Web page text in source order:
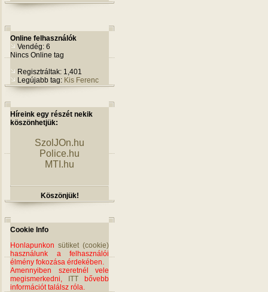
Online felhasználók
Vendég: 6
Nincs Online tag
Regisztráltak: 1,401
Legújabb tag: Kis Ferenc
Híreink egy részét nekik
köszönhetjük:
SzolJOn.hu
Police.hu
MTI.hu
Köszönjük!
Cookie Info
Honlapunkon sütiket (cookie)
használunk a felhasználói
élmény fokozása érdekében.
Amennyiben szeretnél vele
megismerkedni,
ITT bővebb
információt találsz róla.